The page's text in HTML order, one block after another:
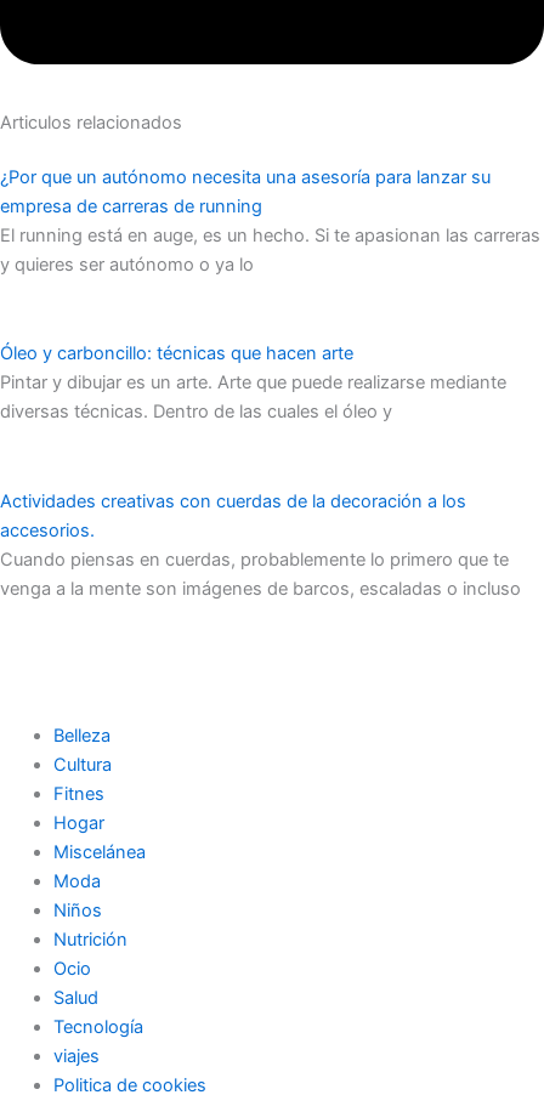
Articulos relacionados
¿Por que un autónomo necesita una asesoría para lanzar su
empresa de carreras de running
El running está en auge, es un hecho. Si te apasionan las carreras
y quieres ser autónomo o ya lo
Óleo y carboncillo: técnicas que hacen arte
Pintar y dibujar es un arte. Arte que puede realizarse mediante
diversas técnicas. Dentro de las cuales el óleo y
Actividades creativas con cuerdas de la decoración a los
accesorios.
Cuando piensas en cuerdas, probablemente lo primero que te
venga a la mente son imágenes de barcos, escaladas o incluso
Belleza
Cultura
Fitnes
Hogar
Miscelánea
Moda
Niños
Nutrición
Ocio
Salud
Tecnología
viajes
Politica de cookies